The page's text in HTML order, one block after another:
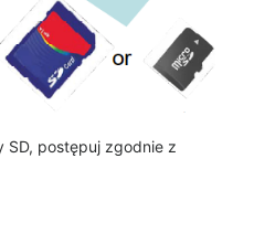
SD, postępuj zgodnie z